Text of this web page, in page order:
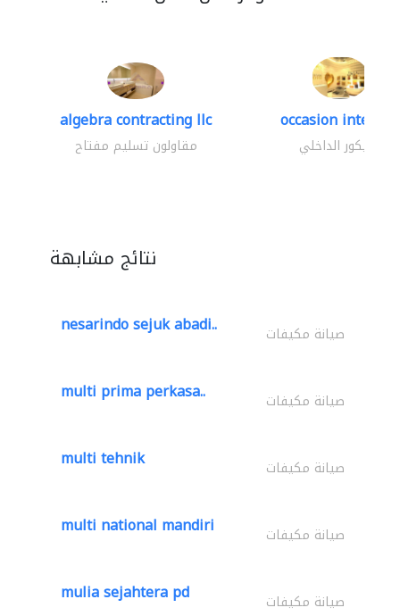
algebra contracting llc
مقاولون تسليم مفتاح
occasion interiors
الديكور الداخلي
نتائج مشابهة
nesarindo sejuk abadi.. صيانة مكيفات
multi prima perkasa.. صيانة مكيفات
multi tehnik صيانة مكيفات
multi national mandiri صيانة مكيفات
mulia sejahtera pd صيانة مكيفات